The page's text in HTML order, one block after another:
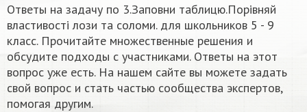
Ответы на задачу по 3.Заповни таблицю.Порівняй
властивості лози та соломи. для школьников 5 - 9
класс. Прочитайте множественные решения и
обсудите подходы с участниками. Ответы на этот
вопрос уже есть. На нашем сайте вы можете задать
свой вопрос и стать частью сообщества экспертов,
помогая другим.